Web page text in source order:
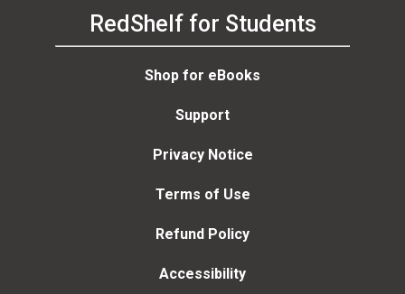
RedShelf for Students
Shop for eBooks
Support
Privacy Notice
Terms of Use
Refund Policy
Accessibility